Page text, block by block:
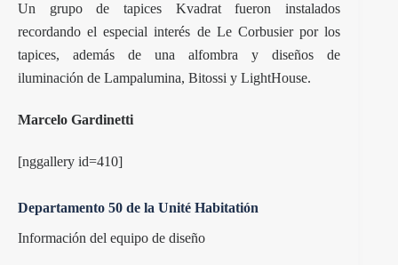
Un grupo de tapices Kvadrat fueron instalados
recordando el especial interés de Le Corbusier por los
tapices, además de una alfombra y diseños de
iluminación de Lampalumina, Bitossi y LightHouse.
Marcelo Gardinetti
[nggallery id=410]
Departamento 50 de la Unité Habitatión
Información del equipo de diseño